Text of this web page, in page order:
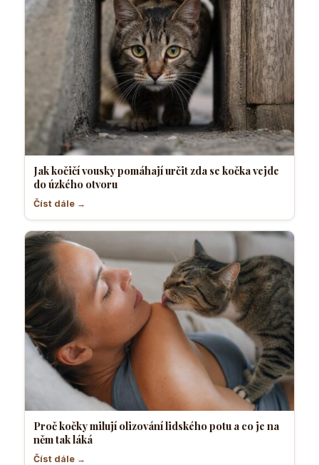
Jak kočičí vousky pomáhají určit zda se kočka vejde
do úzkého otvoru
Číst dále →
Proč kočky milují olizování lidského potu a co je na
něm tak láká
Číst dále →